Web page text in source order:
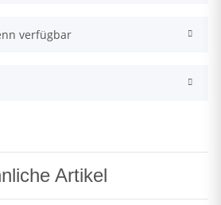
verfügbar
Artikel